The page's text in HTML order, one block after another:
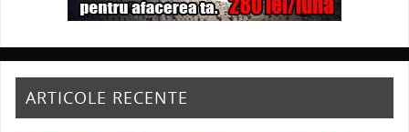
ARTICOLE RECENTE